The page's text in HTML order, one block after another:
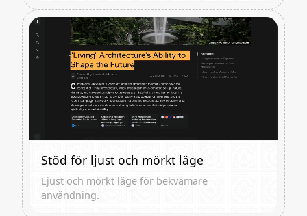
Stöd för ljust och mörkt läge
Ljust och mörkt läge för bekvämare
användning.